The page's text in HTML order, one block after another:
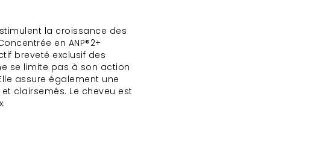
stimulent la croissance des
en ANP®2+
breveté exclusif des
se limite pas à son action
assure également une
clairsemés. Le cheveu est